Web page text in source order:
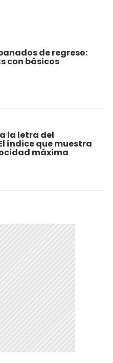
de regreso:
con básicos
la letra del
índice que muestra
máxima